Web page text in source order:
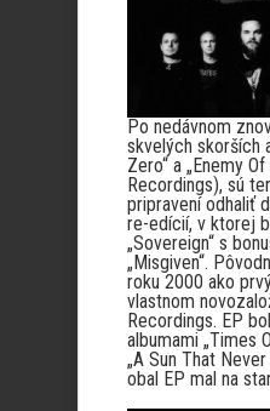
Po nedávnom
skvelých skorších
Zero“ a „Enemy
Recordings), sú
pripravení odhaliť
re-edícií, v ktorej
„Sovereign“ s
„Misgiven“.
roku 2000 ako
vlastnom
Recordings. EP
albumami „Times
„A Sun That
obal EP mal na